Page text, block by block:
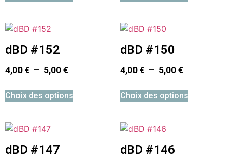
dBD #152
4,00€ – 5,00€
Choix des options
dBD #150
4,00€ – 5,00€
Choix des options
dBD #147 dBD #146